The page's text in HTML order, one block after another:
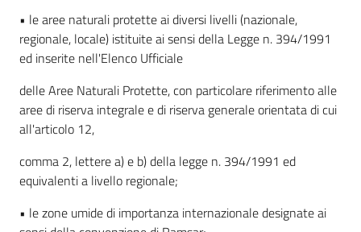
• le aree naturali protette ai diversi livelli (nazionale,
regionale, locale) istituite ai sensi della Legge n. 394/1991
ed inserite nell'Elenco Ufficiale
delle Aree Naturali Protette, con particolare riferimento alle
aree di riserva integrale e di riserva generale orientata di cui
all'articolo 12,
comma 2, lettere a) e b) della legge n. 394/1991 ed
equivalenti a livello regionale;
• le zone umide di importanza internazionale designate ai